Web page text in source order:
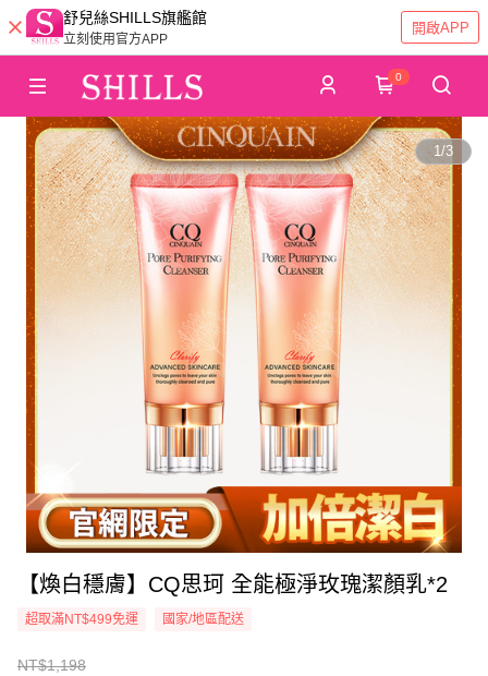
舒兒絲SHILLS旗艦館
立刻使用官方APP
開啟APP
0
1/3
【煥白穩膚】CQ思珂 全能極淨玫瑰潔顏乳*2
超取滿NT$499免運 國家/地區配送
NT$1,198